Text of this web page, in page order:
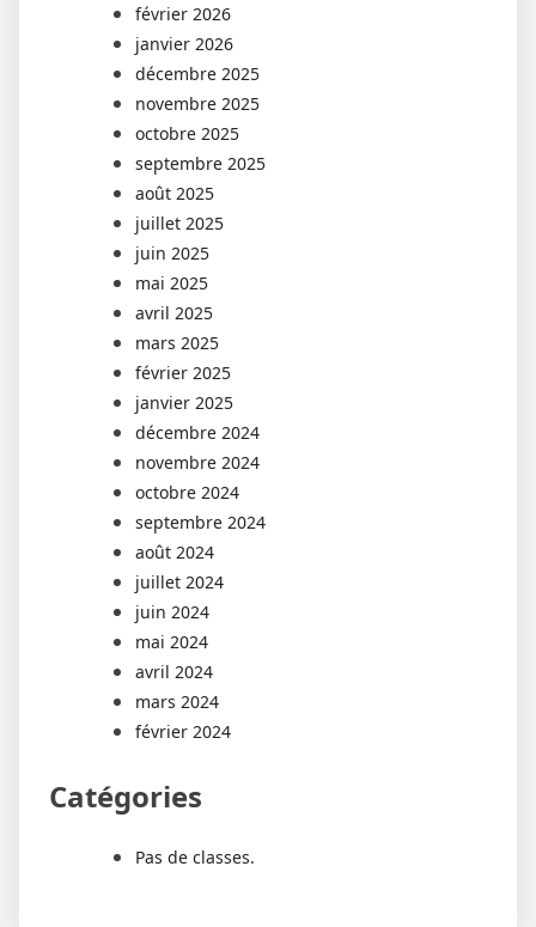
février 2026
janvier 2026
décembre 2025
novembre 2025
octobre 2025
septembre 2025
août 2025
juillet 2025
juin 2025
mai 2025
avril 2025
mars 2025
février 2025
janvier 2025
décembre 2024
novembre 2024
octobre 2024
septembre 2024
août 2024
juillet 2024
juin 2024
mai 2024
avril 2024
mars 2024
février 2024
Catégories
Pas de classes.